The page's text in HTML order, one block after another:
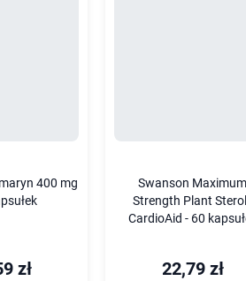
400 mg
zł
Swanson Maximum
Strength Plant
CardioAid - 60
22,79 zł